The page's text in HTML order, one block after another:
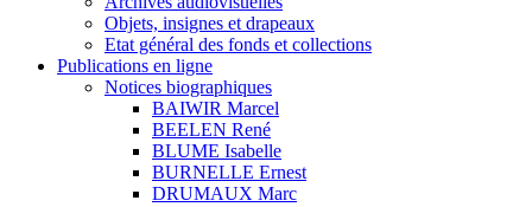
Objets, insignes et drapeaux
Etat général des fonds et collections
Publications en ligne
Notices biographiques
BAIWIR Marcel
BEELEN René
BLUME Isabelle
BURNELLE Ernest
DRUMAUX Marc